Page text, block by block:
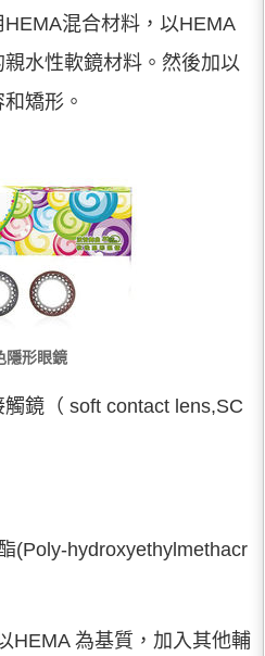
混合材料，以HEMA
水性軟鏡材料。然後加以
矯形。
隱形眼鏡
鏡（ soft contact lens,SC
(Poly-hydroxyethylmethacr
HEMA 為基質，加入其他輔